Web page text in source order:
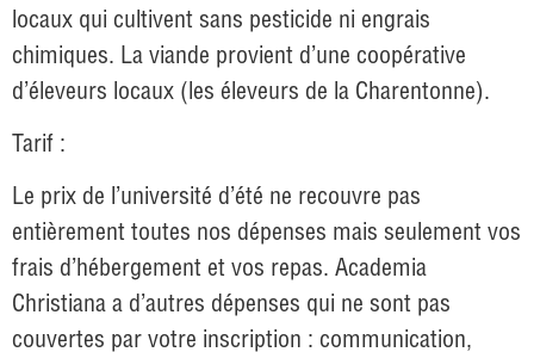
locaux qui cultivent sans pesticide ni engrais
chimiques. La viande provient d’une coopérative
d’éleveurs locaux (les éleveurs de la Charentonne).
Tarif :
Le prix de l’université d’été ne recouvre pas
entièrement toutes nos dépenses mais seulement vos
frais d’hébergement et vos repas. Academia
Christiana a d’autres dépenses qui ne sont pas
couvertes par votre inscription : communication,